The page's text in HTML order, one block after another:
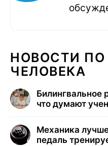
НОВОСТИ ПО
ЧЕЛОВЕКА
Билингвальное
что думают
Механика
педаль